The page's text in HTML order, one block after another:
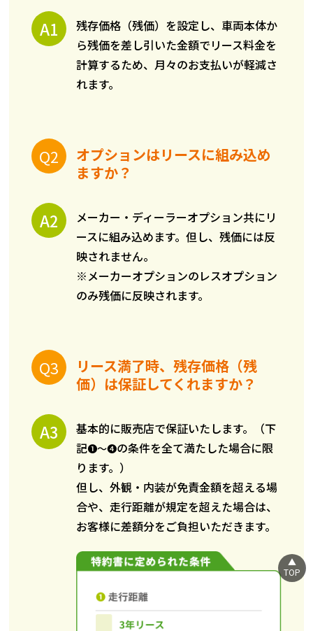
残存価格（残価）を設定し、車両本体か
ら残価を差し引いた金額でリース料金を
計算するため、月々のお支払いが軽減さ
れます。
オプションはリースに組み込め
ますか？
メーカー・ディーラーオプション共にリ
ースに組み込めます。但し、残価には反
映されません。
※メーカーオプションのレスオプション
のみ残価に反映されます。
リース満了時、残存価格（残
価）は保証してくれますか？
基本的に販売店で保証いたします。（下
記❶～❹の条件を全て満たした場合に限
ります。）
但し、外観・内装が免責金額を超える場
合や、走行距離が規定を超えた場合は、
お客様に差額分をご負担いただきます。
TOP